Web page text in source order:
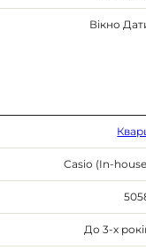
Вікно
Casio (In-
До 3-х